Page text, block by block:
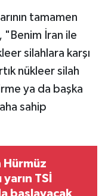
tamamen
"Benim İran ile
silahlara karşı
nükleer silah
ya da başka
sahip
Hürmüz
TSİ